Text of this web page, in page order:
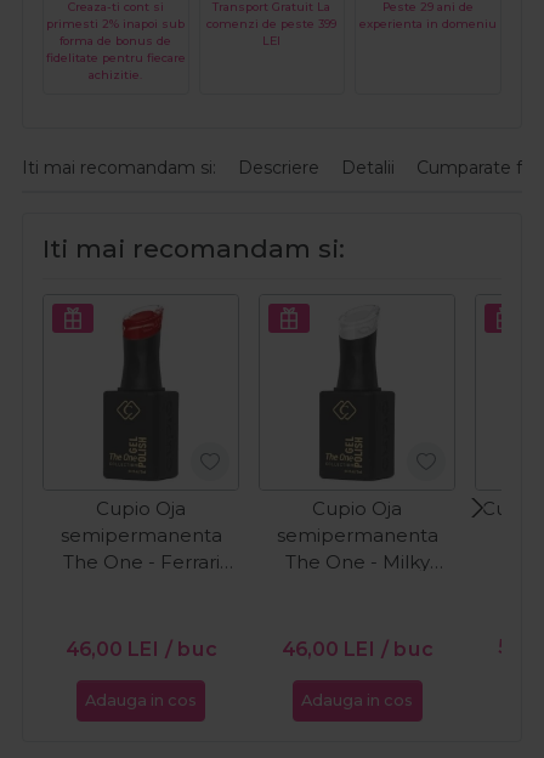
Creaza-ti cont si
primesti 2% inapoi sub
forma de bonus de
fidelitate pentru fiecare
achizitie.
Transport Gratuit La
comenzi de peste 399
LEI
Peste 29 ani de
experienta in domeniu
Iti mai recomandam si: Descriere Detalii Cumparate
Iti mai recomandam si:
Cupio Oja
semipermanenta
The One - Ferrari
46,00 LEI / buc
Adauga in cos
Cupio Oja
semipermanenta
The One - Milky
46,00 LEI / buc
Adauga in cos
Cupio